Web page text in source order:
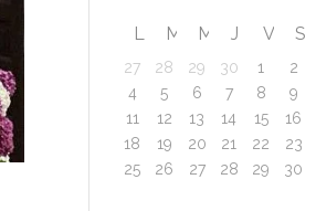
L M M J V S
27 28 29 30 1 2
4
5 6 7 8 9
11
12 13 14 15 16
18
19 20 21 22 23
25
26 27 28 29 30